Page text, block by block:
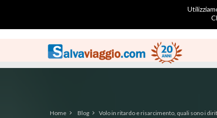
Home Blog Volo in ritardo e risarcimento, quali sono i